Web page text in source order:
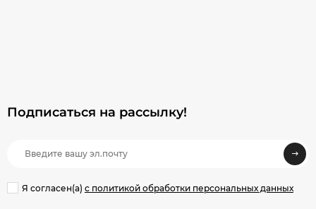
Подписаться на рассылкy!
Я согласен(a) с политикой обработки персональных данных